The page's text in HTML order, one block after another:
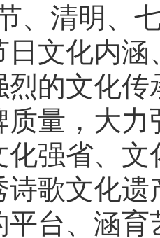
、清明、
日文化内
烈的文化
质量，大
化强省、
诗歌文化遗
平台、涵